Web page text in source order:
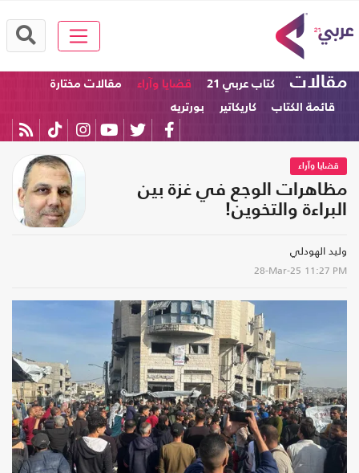
مقالات كتاب عربي 21 قضايا وآراء
مقالات مختارة
قائمة الكتاب
كاريكاتير بورتريه
قضايا وآراء
مظاهرات الوجع في غزة بين
البراءة والتخوين!
وليد الهودلي
28-Mar-25 11:27 PM